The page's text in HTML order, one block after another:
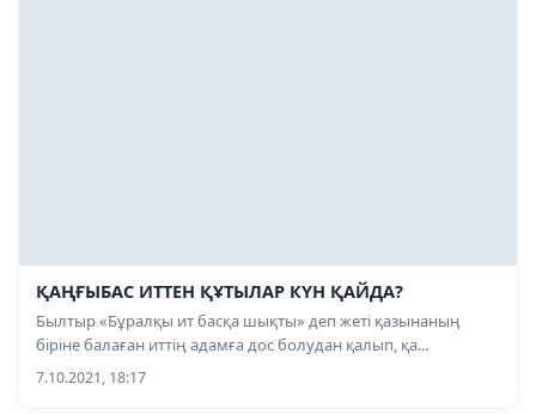
ҚАҢҒЫБАС ИТТЕН ҚҰТЫЛАР КҮН ҚАЙДА?
Былтыр «Бұралқы ит басқа шықты» деп жеті қазынаның
біріне балаған иттің адамға дос болудан қалып, қа...
7.10.2021, 18:17